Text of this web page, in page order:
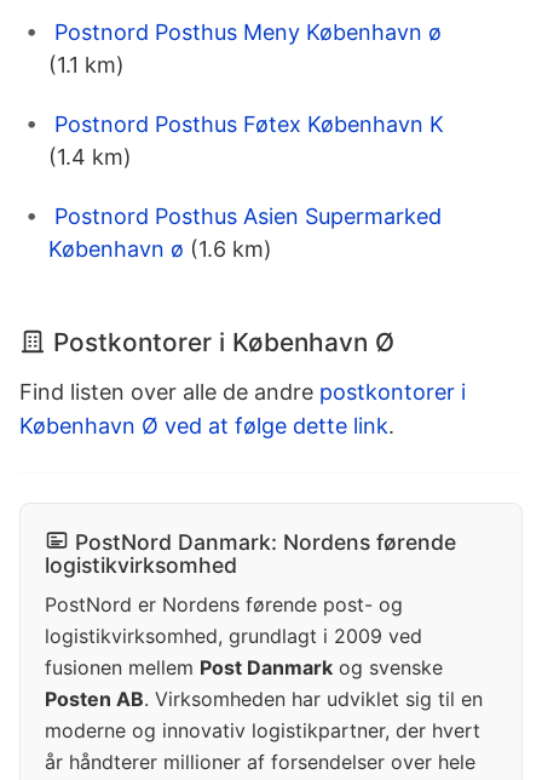
Postnord Posthus Meny København ø
(1.1 km)
Postnord Posthus Føtex København K
(1.4 km)
Postnord Posthus Asien Supermarked
København ø (1.6 km)
Postkontorer i København Ø
Find listen over alle de andre postkontorer i
København Ø ved at følge dette link.
PostNord Danmark: Nordens førende
logistikvirksomhed
PostNord er Nordens førende post- og
logistikvirksomhed, grundlagt i 2009 ved
fusionen mellem Post Danmark og svenske
Posten AB. Virksomheden har udviklet sig til en
moderne og innovativ logistikpartner, der hvert
år håndterer millioner af forsendelser over hele